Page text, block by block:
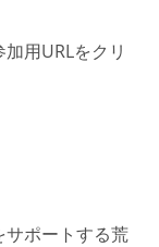
用URLをクリ
サポートする荒